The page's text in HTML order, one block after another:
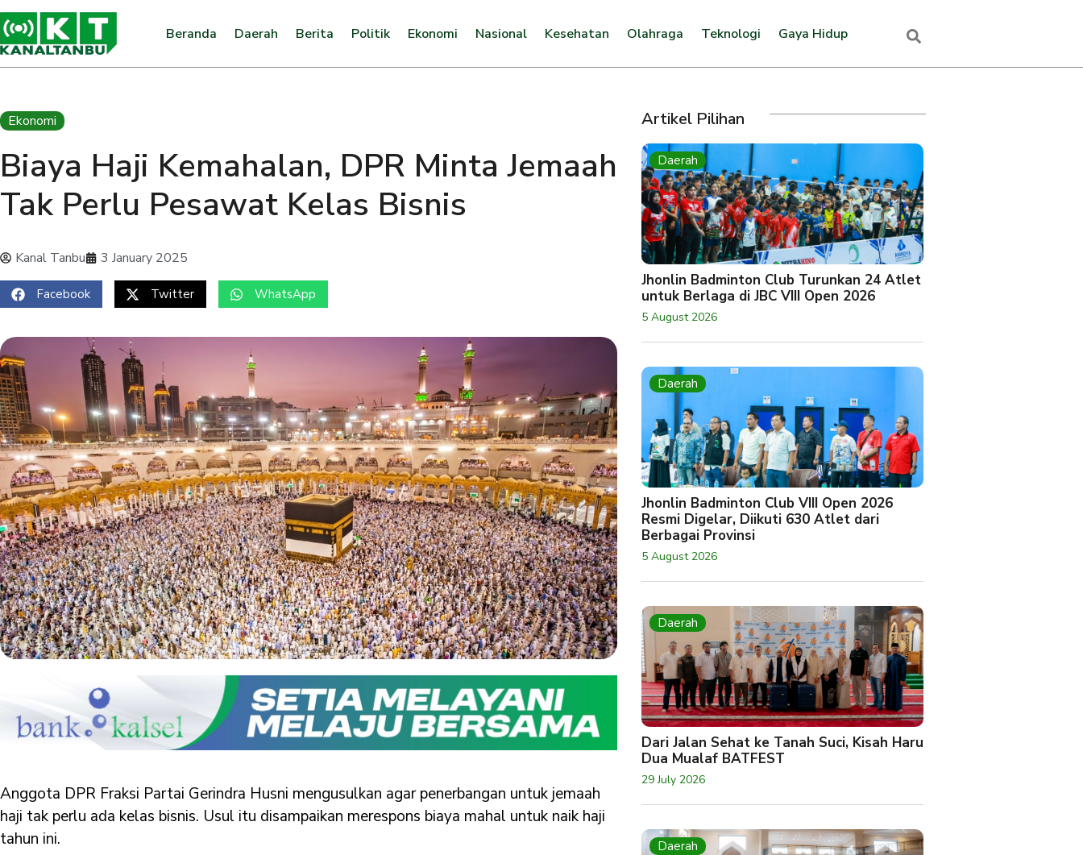
Beranda Daerah Berita Politik Ekonomi Nasional Kesehatan Olahraga Teknologi Gaya Hidup
Ekonomi
Biaya Haji Kemahalan, DPR Minta Jemaah
Tak Perlu Pesawat Kelas Bisnis
Kanal Tanbu 3 January 2025
Facebook Twitter WhatsApp
Anggota DPR Fraksi Partai Gerindra Husni mengusulkan agar penerbangan untuk jemaah
haji tak perlu ada kelas bisnis. Usul itu disampaikan merespons biaya mahal untuk naik haji
tahun ini.
Artikel Pilihan
Daerah
Jhonlin Badminton Club Turunkan 24 Atlet
untuk Berlaga di JBC VIII Open 2026
5 August 2026
Daerah
Jhonlin Badminton Club VIII Open 2026
Resmi Digelar, Diikuti 630 Atlet dari
Berbagai Provinsi
5 August 2026
Daerah
Dari Jalan Sehat ke Tanah Suci, Kisah Haru
Dua Mualaf BATFEST
29 July 2026
Daerah